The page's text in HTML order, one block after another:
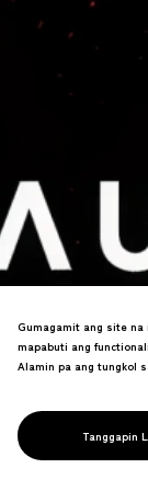
PROJECT
AUTORO
Gumagamit ang site na
mapabuti ang
Alamin pa ang tungkol
Tanggapin